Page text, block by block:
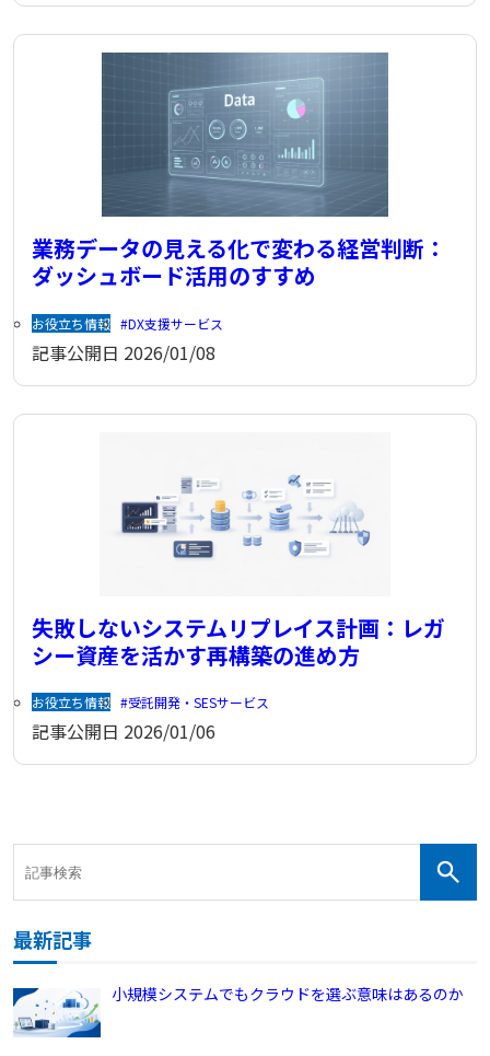
業務データの見える化で変わる経営判断：
ダッシュボード活用のすすめ
お役立ち情報 DX支援サービス
記事公開日 2026/01/08
失敗しないシステムリプレイス計画：レガ
シー資産を活かす再構築の進め方
お役立ち情報 受託開発・SESサービス
記事公開日 2026/01/06
最新記事
小規模システムでもクラウドを選ぶ意味はあるのか